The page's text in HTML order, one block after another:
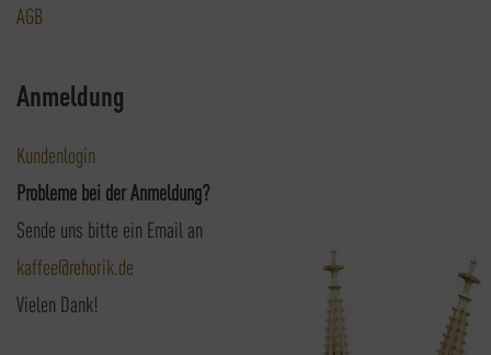
AGB
Anmeldung
Kundenlogin
Probleme bei der Anmeldung?
Sende uns bitte ein Email an
kaffee@rehorik.de
Vielen Dank!